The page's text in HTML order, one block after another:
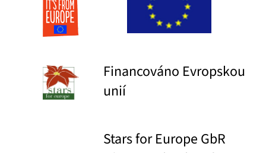
Financováno Evropskou
unií
Stars for Europe GbR